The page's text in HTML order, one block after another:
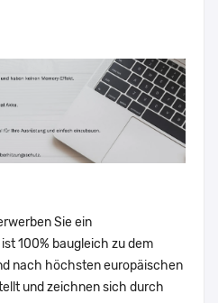
Sie ein
100% baugleich zu dem
nach höchsten europäischen
und zeichnen sich durch